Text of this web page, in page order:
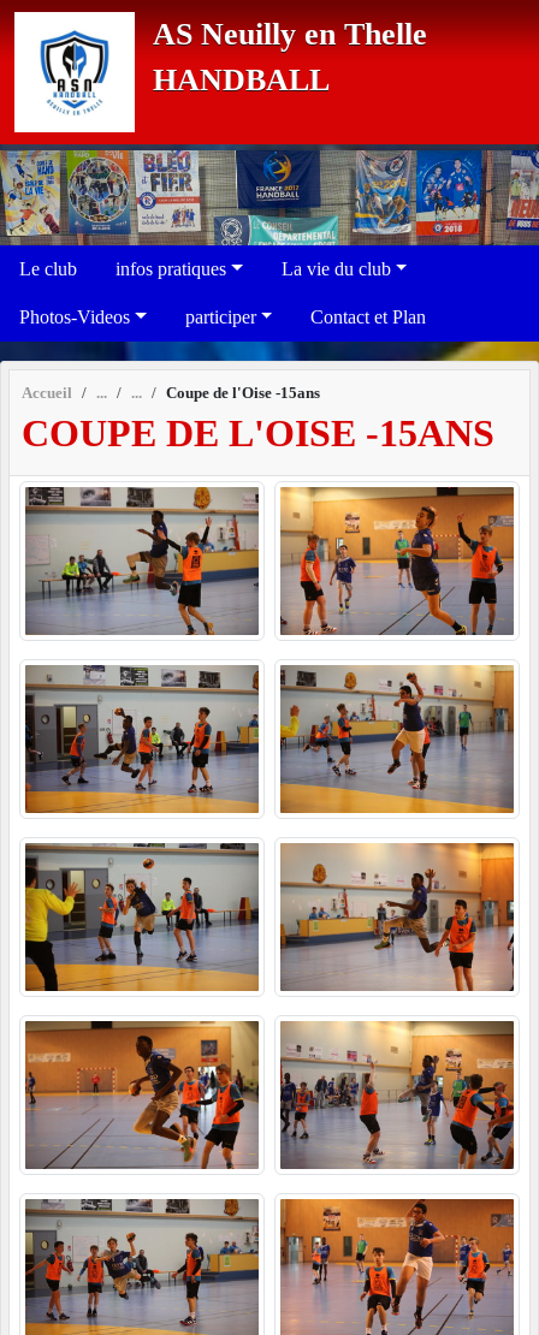
AS Neuilly en Thelle
HANDBALL
Le club infos pratiques La vie du club
Photos-Videos participer Contact et Plan
Accueil Coupe de l'Oise -15ans
COUPE DE L'OISE -15ANS
Panneau de gestion des cookies